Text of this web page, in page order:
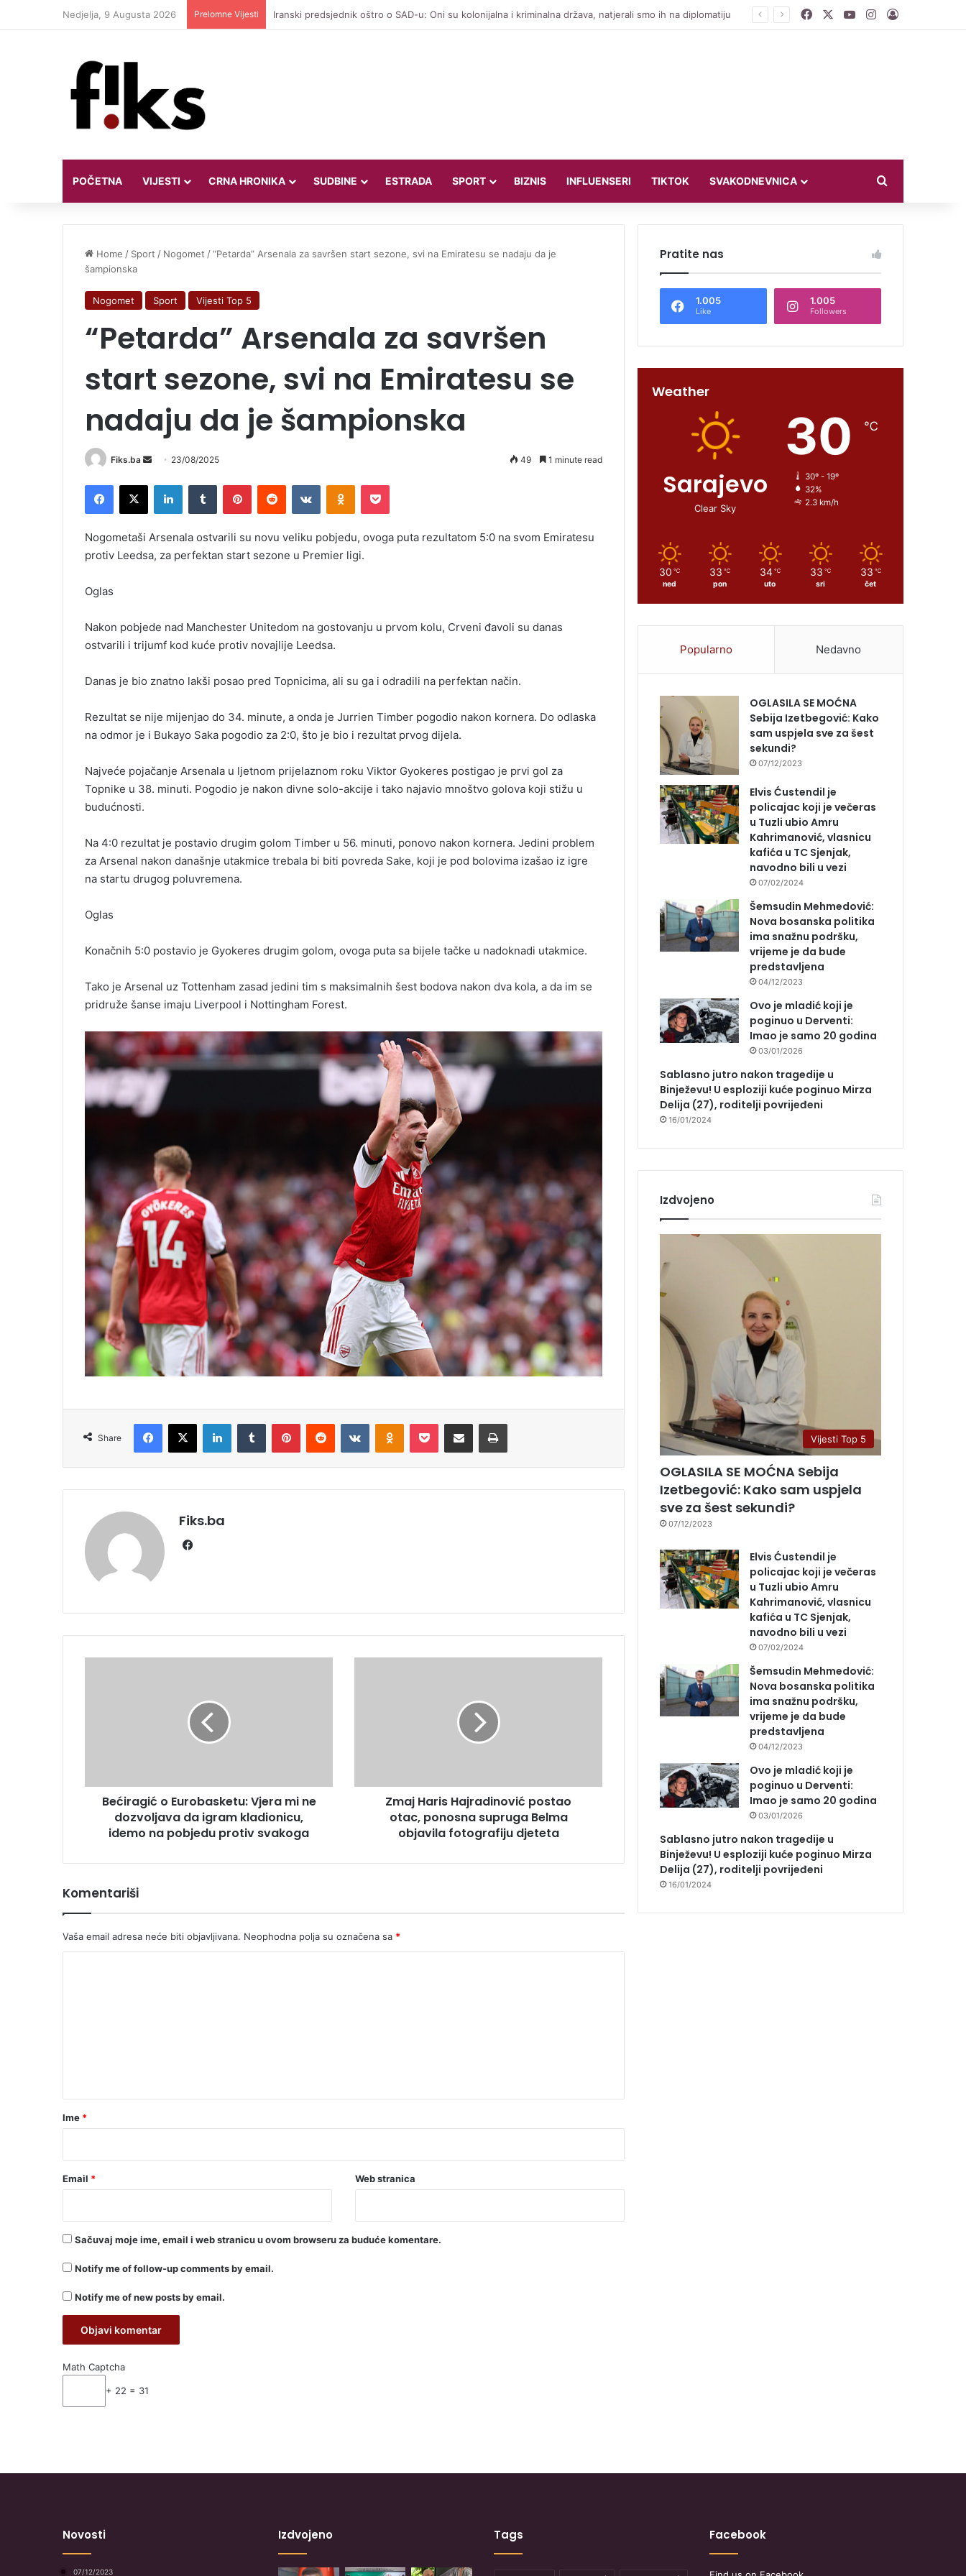
Nedjelja, 9 Augusta 2026 Prelomne Vijesti FacebookYouTubeInstagram
Log In
POČETNA VIJESTI CRNA HRONIKA SUDBINE ESTRADA SPORT BIZNIS INFLUENSERI TIKTOK SVAKODNEVNICA
Home / Sport / Nogomet /“Petarda” Arsenala za savršen start sezone, svi na Emiratesu se nadaju da je
šampionska
Nogomet Sport Vijesti Top 5
“Petarda” Arsenala za savršen
start sezone, svi na Emiratesu se
nadaju da je šampionska
Fiks.ba
Send
email
23/08/2025 49 1 minute read
Facebook
X LinkedInTumblr PinterestReddit VKontakteOdnoklassniki
Pocket
Nogometaši Arsenala ostvarili su novu veliku pobjedu, ovoga puta rezultatom 5:0 na svom Emiratesu
protiv Leedsa, za perfektan start sezone u Premier ligi.
Oglas
Nakon pobjede nad Manchester Unitedom na gostovanju u prvom kolu, Crveni đavoli su danas
ostvarili i trijumf kod kuće protiv novajlije Leedsa.
Danas je bio znatno lakši posao pred Topnicima, ali su ga i odradili na perfektan način.
Rezultat se nije mijenjao do 34. minute, a onda je Jurrien Timber pogodio nakon kornera. Do odlaska
na odmor je i Bukayo Saka pogodio za 2:0, što je bio i rezultat prvog dijela.
Najveće pojačanje Arsenala u ljetnom prijelaznom roku Viktor Gyokeres postigao je prvi gol za
Topnike u 38. minuti. Pogodio je nakon divne solo-akcije i tako najavio mnoštvo golova koji stižu u
budućnosti.
Na 4:0 rezultat je postavio drugim golom Timber u 56. minuti, ponovo nakon kornera. Jedini problem
za Arsenal nakon današnje utakmice trebala bi biti povreda Sake, koji je pod bolovima izašao iz igre
na startu drugog poluvremena.
Oglas
Konačnih 5:0 postavio je Gyokeres drugim golom, ovoga puta sa bijele tačke u nadoknadi utakmice.
Tako je Arsenal uz Tottenham zasad jedini tim s maksimalnih šest bodova nakon dva kola, a da im se
pridruže šanse imaju Liverpool i Nottingham Forest.
Share
Facebook
X LinkedInTumblr PinterestReddit VKontakteOdnoklassniki
Pocket Share via Email Print
Fiks.ba
igram
kladionicu,
Bećiragić o Eurobasketu: Vjera mi ne
dozvoljava da igram kladionicu,
idemo na pobjedu protiv svakoga
objavila
fotografijuZmaj Haris Hajradinović postao
otac, ponosna supruga Belma
objavila fotografiju djeteta
Komentariši
Vaša email adresa neće biti objavljivana. Neophodna polja su označena sa *
rIme *
Email * Web stranica
Sačuvaj moje ime, email i web stranicu u ovom browseru za buduće komentare.
Notify me of follow-up comments by email.
Notify me of new posts by email.
Math Captcha
+ 22 = 31
Pratite nas
1.005
Like
1.005
Followers
Weather
Sarajevo
Clear Sky
30 ℃
30º - 19º
32%
2.3 km/h
30 ℃
ned
33 ℃
pon
34 ℃
uto
33 ℃
sri
33 ℃
čet
Popularno Nedavno
OGLASILA SE MOĆNA
Sebija Izetbegović: Kako
sam uspjela sve za šest
sekundi?
07/12/2023
Elvis Ćustendil je
policajac koji je večeras
u Tuzli ubio Amru
Kahrimanović, vlasnicu
kafića u TC Sjenjak,
navodno bili u vezi
07/02/2024
Šemsudin Mehmedović:
Nova bosanska politika
ima snažnu podršku,
vrijeme je da bude
predstavljena
04/12/2023
Ovo je mladić koji je
poginuo u Derventi:
Imao je samo 20 godina
03/01/2026
Sablasno jutro nakon tragedije u
Binježevu! U esploziji kuće poginuo Mirza
Delija (27), roditelji povrijeđeni
16/01/2024
Izdvojeno
Vijesti Top 5
OGLASILA SE MOĆNA Sebija
Izetbegović: Kako sam uspjela
sve za šest sekundi?
07/12/2023
Elvis Ćustendil je
policajac koji je večeras
u Tuzli ubio Amru
Kahrimanović, vlasnicu
kafića u TC Sjenjak,
navodno bili u vezi
07/02/2024
Šemsudin Mehmedović:
Nova bosanska politika
ima snažnu podršku,
vrijeme je da bude
predstavljena
04/12/2023
Ovo je mladić koji je
poginuo u Derventi:
Imao je samo 20 godina
03/01/2026
Sablasno jutro nakon tragedije u
Binježevu! U esploziji kuće poginuo Mirza
Delija (27), roditelji povrijeđeni
16/01/2024
Novosti
07/12/2023
Izdvojeno Tags Facebook